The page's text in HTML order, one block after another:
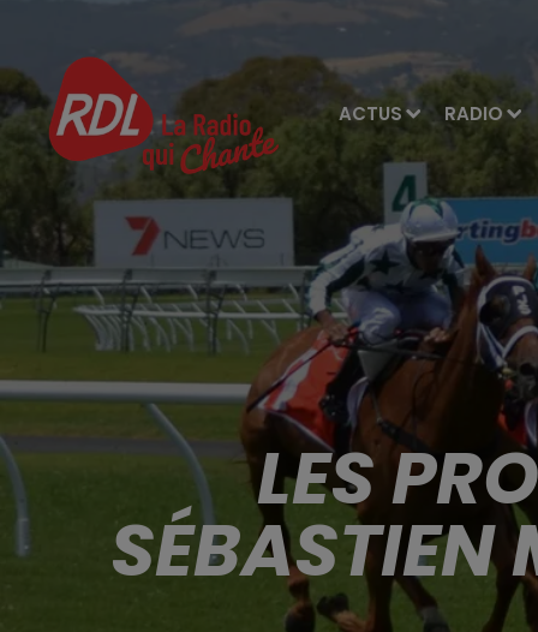
ACTUS RADIO
LES